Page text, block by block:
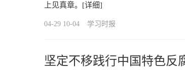
上见真章。 [详细]
04-29 10-04 学习时报
坚定不移践行中国特色反